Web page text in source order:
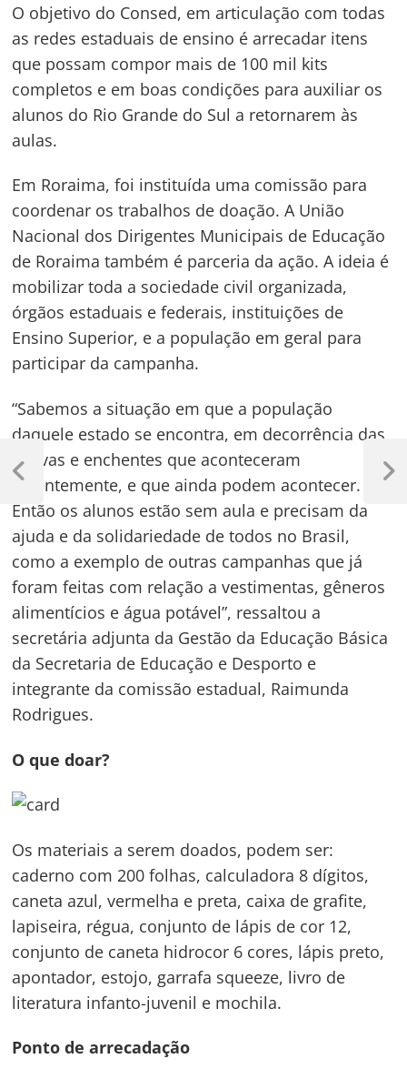
O objetivo do Consed, em articulação com todas
as redes estaduais de ensino é arrecadar itens
que possam compor mais de 100 mil kits
completos e em boas condições para auxiliar os
alunos do Rio Grande do Sul a retornarem às
aulas.
Em Roraima, foi instituída uma comissão para
coordenar os trabalhos de doação. A União
Nacional dos Dirigentes Municipais de Educação
de Roraima também é parceria da ação. A ideia é
mobilizar toda a sociedade civil organizada,
órgãos estaduais e federais, instituições de
Ensino Superior, e a população em geral para
participar da campanha.
“Sabemos a situação em que a população
daquele estado se encontra, em decorrência das
chuvas e enchentes que aconteceram
recentemente, e que ainda podem acontecer.
Então os alunos estão sem aula e precisam da
ajuda e da solidariedade de todos no Brasil,
como a exemplo de outras campanhas que já
foram feitas com relação a vestimentas, gêneros
alimentícios e água potável”, ressaltou a
secretária adjunta da Gestão da Educação Básica
da Secretaria de Educação e Desporto e
integrante da comissão estadual, Raimunda
Rodrigues.
O que doar?
Os materiais a serem doados, podem ser:
caderno com 200 folhas, calculadora 8 dígitos,
caneta azul, vermelha e preta, caixa de grafite,
lapiseira, régua, conjunto de lápis de cor 12,
conjunto de caneta hidrocor 6 cores, lápis preto,
apontador, estojo, garrafa squeeze, livro de
literatura infanto-juvenil e mochila.
Ponto de arrecadação
Navegação
de
Post
Previous
Next